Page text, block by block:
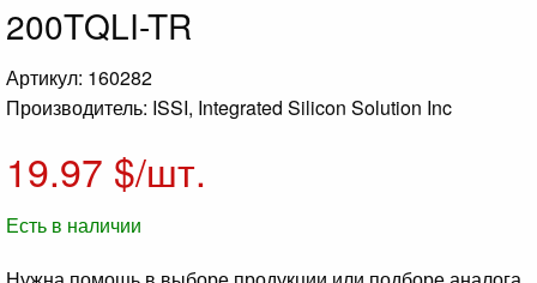
200TQLI-TR
Артикул: 160282
Производитель: ISSI, Integrated Silicon Solution Inc
19.97 $/шт.
Есть в наличии